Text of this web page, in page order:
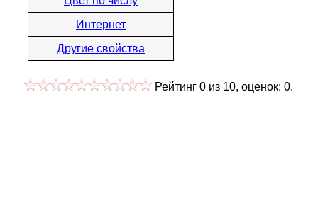
Интернет
Другие свойства
Рейтинг 0 из 10, оценок: 0.